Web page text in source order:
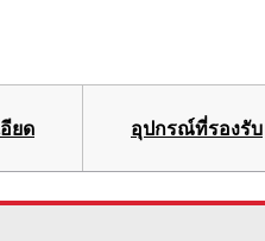
ยด อุปกรณ์ที่รองรับ